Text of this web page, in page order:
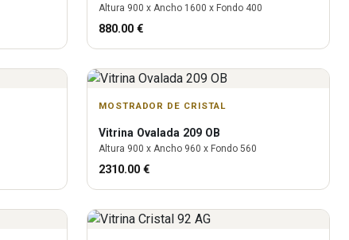
Altura 900 x Ancho 1600 x Fondo 400
880.00 €
MOSTRADOR DE CRISTAL
Vitrina Ovalada 209 OB
Altura 900 x Ancho 960 x Fondo 560
2310.00 €